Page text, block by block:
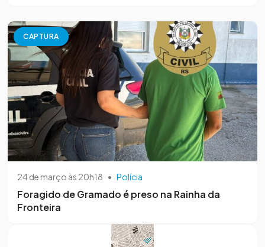
CAPTURA
24 de março às 20h18 • Polícia
Foragido de Gramado é preso na Rainha da
Fronteira